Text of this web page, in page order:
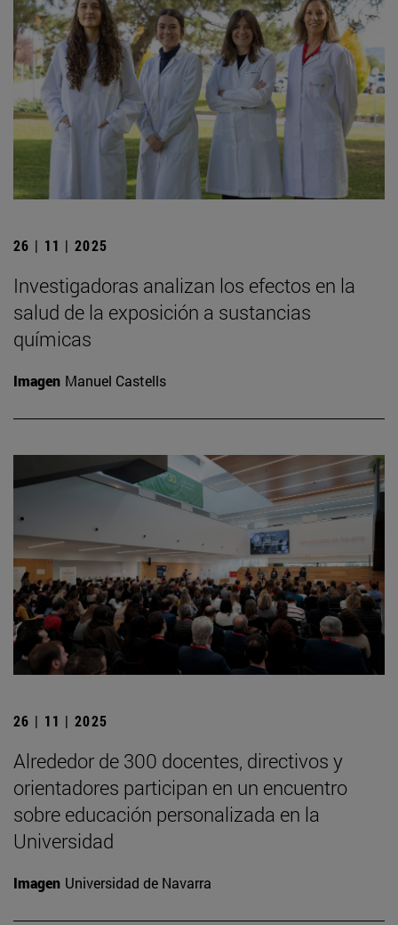
26 | 11 | 2025
Investigadoras analizan los efectos en la
salud de la exposición a sustancias
químicas
Imagen Manuel Castells
26 | 11 | 2025
Alrededor de 300 docentes, directivos y
orientadores participan en un encuentro
sobre educación personalizada en la
Universidad
Imagen Universidad de Navarra